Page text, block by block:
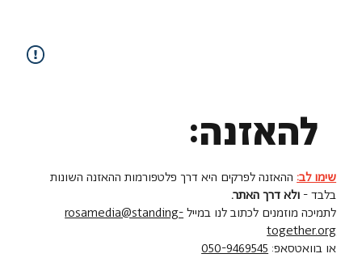
להאזנה:
שימו לב: ההאזנה לפרקים היא דרך פלטפורמות ההאזנה השונות
בלבד - ולא דרך האתר.
לתמיכה מוזמנים לכתוב לנו במיילrosamedia@standing-
together.org
או בוואטסאפ: 050-9469545